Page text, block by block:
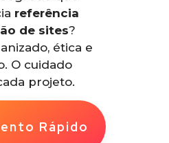
referência
de sites?
ética e
O cuidado
projeto.
Rápido